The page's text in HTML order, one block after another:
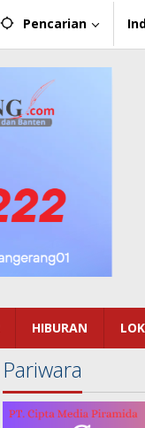
Pencarian
HIBURAN
Pariwara